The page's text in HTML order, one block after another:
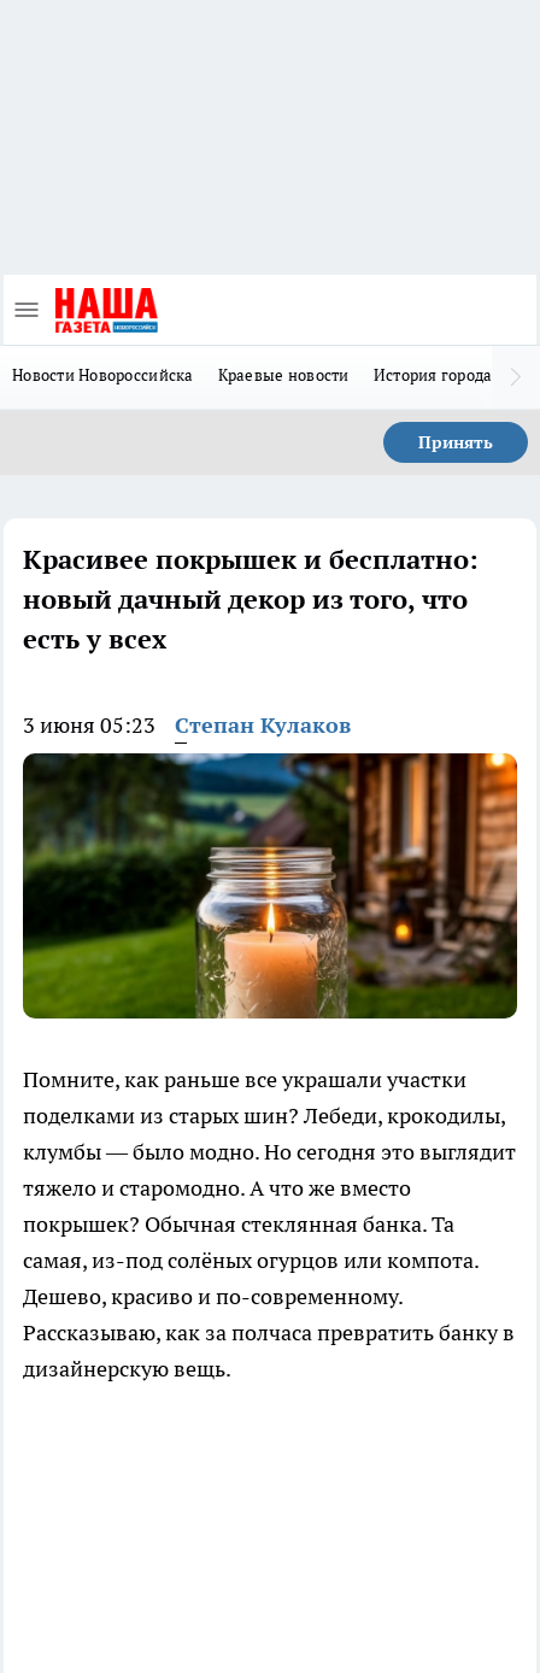
Новости Новороссийска Краевые новости История города Н
Принять
Красивее покрышек и бесплатно:
новый дачный декор из того, что
есть у всех
3 июня 05:23 Степан Кулаков
Помните, как раньше все украшали участки
поделками из старых шин? Лебеди, крокодилы,
клумбы — было модно. Но сегодня это выглядит
тяжело и старомодно. А что же вместо
покрышек? Обычная стеклянная банка. Та
самая, из-под солёных огурцов или компота.
Дешево, красиво и по-современному.
Рассказываю, как за полчаса превратить банку в
дизайнерскую вещь.